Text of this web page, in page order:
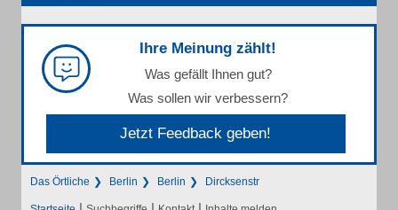
Ihre Meinung zählt!
Was gefällt Ihnen gut?
Was sollen wir verbessern?
Jetzt Feedback geben!
Das Örtliche Berlin Berlin Dircksenstr